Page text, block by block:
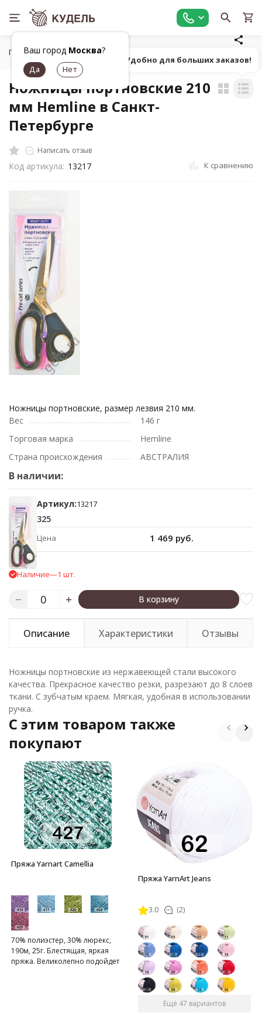
Ваш город Москва?
Главная Универсальные товары для рукоделия
Ножницы портновские 210
мм Hemline в Санкт-
Петербурге
Написать отзыв
Код артикула: 13217 К сравнению
Ножницы портновские, размер лезвия 210 мм.
Вес
146 г
Торговая марка
Hemline
Страна происхождения
АВСТРАЛИЯ
В наличии:
Артикул:13217
325
Цена 1 469 руб.
Наличие—1 шт.
В корзину
Описание Характеристики Отзывы
Ножницы портновские из нержавеющей стали высокого
качества. Прекрасное качество резки, разрезают до 8 слоев
ткани. С зубчатым краем. Мягкая, удобная в использовании
ручка.
C этим товаром также
покупают
Пряжа Yarnart Camellia
70% полиэстер, 30% люрекс,
190м, 25г. Блестящая, яркая
пряжа. Великолепно подойдет
Пряжа YarnArt Jeans
3.0 (2)
Ещё 47 вариантов
Попробуй! Удобно для больших заказов!